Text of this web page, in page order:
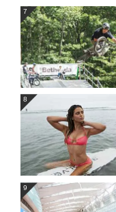
7
8
9